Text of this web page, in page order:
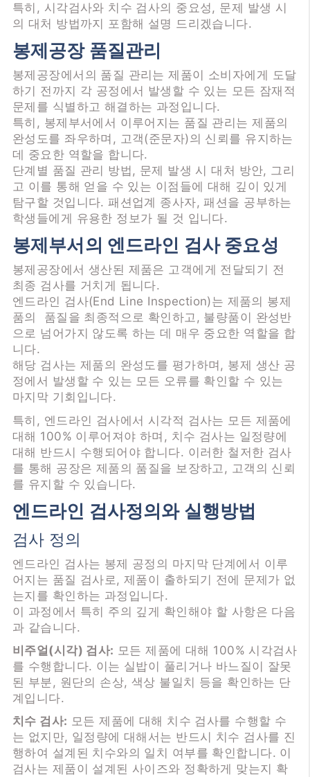
특히, 시각검사와 치수 검사의 중요성, 문제 발생 시
의 대처 방법까지 포함해 설명 드리겠습니다.
봉제공장 품질관리
봉제공장에서의 품질 관리는 제품이 소비자에게 도달
하기 전까지 각 공정에서 발생할 수 있는 모든 잠재적
문제를 식별하고 해결하는 과정입니다.
특히, 봉제부서에서 이루어지는 품질 관리는 제품의
완성도를 좌우하며, 고객(준문자)의 신뢰를 유지하는
데 중요한 역할을 합니다.
단계별 품질 관리 방법, 문제 발생 시 대처 방안, 그리
고 이를 통해 얻을 수 있는 이점들에 대해 깊이 있게
탐구할 것입니다. 패션업계 종사자, 패션을 공부하는
학생들에게 유용한 정보가 될 것 입니다.
봉제부서의 엔드라인 검사 중요성
봉제공장에서 생산된 제품은 고객에게 전달되기 전
최종 검사를 거치게 됩니다.
엔드라인 검사(End Line Inspection)는 제품의 봉제
품의 품질을 최종적으로 확인하고, 불량품이 완성반
으로 넘어가지 않도록 하는 데 매우 중요한 역할을 합
니다.
해당 검사는 제품의 완성도를 평가하며, 봉제 생산 공
정에서 발생할 수 있는 모든 오류를 확인할 수 있는
마지막 기회입니다.
특히, 엔드라인 검사에서 시각적 검사는 모든 제품에
대해 100% 이루어져야 하며, 치수 검사는 일정량에
대해 반드시 수행되어야 합니다. 이러한 철저한 검사
를 통해 공장은 제품의 품질을 보장하고, 고객의 신뢰
를 유지할 수 있습니다.
엔드라인 검사정의와 실행방법
검사 정의
엔드라인 검사는 봉제 공정의 마지막 단계에서 이루
어지는 품질 검사로, 제품이 출하되기 전에 문제가 없
는지를 확인하는 과정입니다.
이 과정에서 특히 주의 깊게 확인해야 할 사항은 다음
과 같습니다.
비주얼(시각) 검사: 모든 제품에 대해 100% 시각검사
를 수행합니다. 이는 실밥이 풀리거나 바느질이 잘못
된 부분, 원단의 손상, 색상 불일치 등을 확인하는 단
계입니다.
치수 검사: 모든 제품에 대해 치수 검사를 수행할 수
는 없지만, 일정량에 대해서는 반드시 치수 검사를 진
행하여 설계된 치수와의 일치 여부를 확인합니다. 이
검사는 제품이 설계된 사이즈와 정확하게 맞는지 확